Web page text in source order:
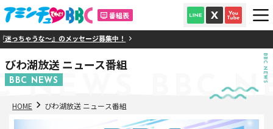
番組表
っちゃうな～』のメッセージ募集中！
びわ湖放送 ニュース番組
BBC NEWS
NEWS BBC
BBC NEWS
HOME びわ湖放送 ニュース番組